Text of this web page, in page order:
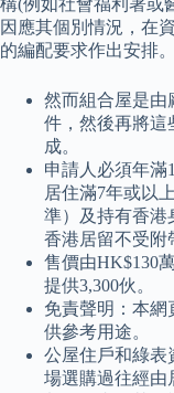
因應其個別情況，在
的編配要求作出安排。
然而組合屋是由
件，然後再將這
成。
申請人必須年滿
居住滿7年或以
準）及持有香港
香港居留不受附
售價由HK$130
提供3,300伙。
免責聲明：本網
供參考用途。
公屋住戶和綠表
場選購過往經由